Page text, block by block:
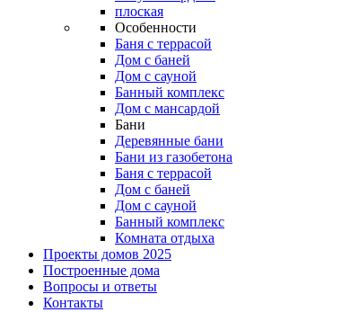
плоская
Особенности
Баня с террасой
Дом с баней
Дом с сауной
Банный комплекс
Дом с мансардой
Бани
Деревянные бани
Бани из газобетона
Баня с террасой
Дом с баней
Дом с сауной
Банный комплекс
Комната отдыха
Проекты домов 2025
Построенные дома
Вопросы и ответы
Контакты